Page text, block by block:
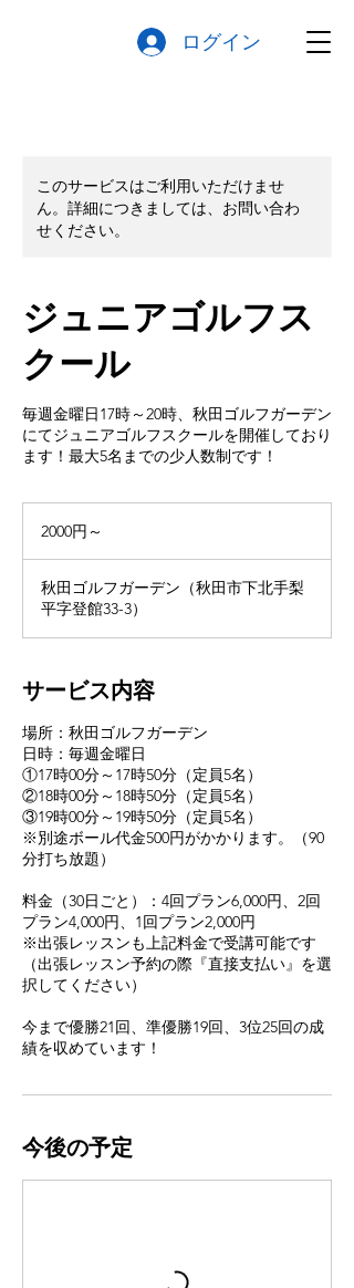
ログイン
このサービスはご利用いただけませ
ん。詳細につきましては、お問い合わ
せください。
ジュニアゴルフス
クール
毎週金曜日17時～20時、秋田ゴルフガーデン
にてジュニアゴルフスクールを開催しており
ます！最大5名までの少人数制です！
2000円～
秋田ゴルフガーデン（秋田市下北手梨
平字登館33-3）
サービス内容
場所：秋田ゴルフガーデン
日時：毎週金曜日
①17時00分～17時50分（定員5名）
②18時00分～18時50分（定員5名）
③19時00分～19時50分（定員5名）
※別途ボール代金500円がかかります。（90
分打ち放題）
料金（30日ごと）：4回プラン6,000円、2回
プラン4,000円、1回プラン2,000円
※出張レッスンも上記料金で受講可能です
（出張レッスン予約の際『直接支払い』を選
択してください）
今まで優勝21回、準優勝19回、3位25回の成
績を収めています！
今後の予定